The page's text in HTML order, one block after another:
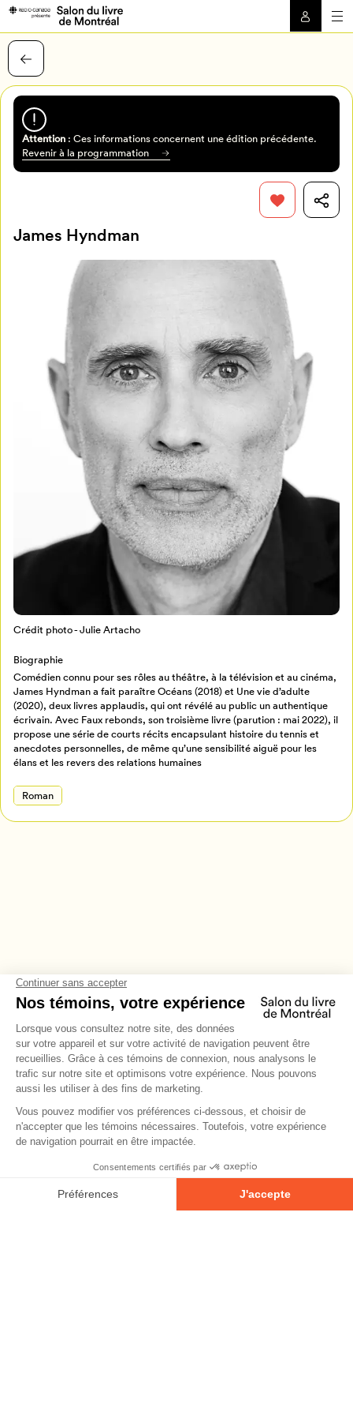
Billetterie
Retour à l’accueil
Attention: Ces informations concernent une édition précédente.
Revenir à la programmation
James Hyndman
Crédit photo - Julie Artacho
Biographie
Comédien connu pour ses rôles au théâtre, à la télévision et au cinéma,
James Hyndman a fait paraître Océans (2018) et Une vie d’adulte
(2020), deux livres applaudis, qui ont révélé au public un authentique
écrivain. Avec Faux rebonds, son troisième livre (parution : mai 2022), il
propose une série de courts récits encapsulant histoire du tennis et
anecdotes personnelles, de même qu’une sensibilité aiguë pour les
élans et les revers des relations humaines
Roman
Pour enregistrer vos favoris,
connectez-vous ou créez votre profil
Mon Salon
Se connecter
Créer un profil
Annuler